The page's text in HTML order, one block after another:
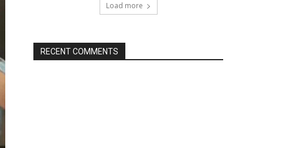
Load more
RECENT COMMENTS